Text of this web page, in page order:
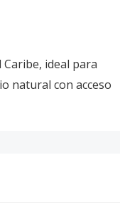
ideal para
natural con acceso